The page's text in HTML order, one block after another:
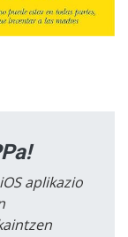
aplikazio